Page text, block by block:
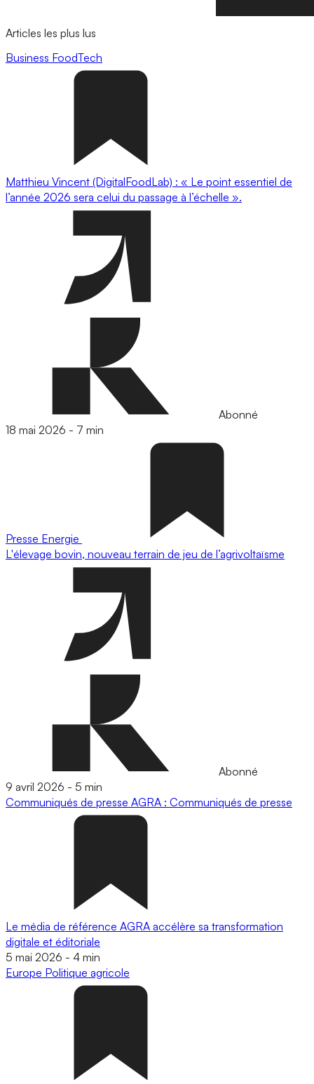
Articles les plus lus
Business FoodTech
Matthieu Vincent (DigitalFoodLab) : « Le point essentiel de
l’année 2026 sera celui du passage à l’échelle ».
Abonné
18 mai 2026 - 7 min
Presse Energie
L'élevage bovin, nouveau terrain de jeu de l’agrivoltaïsme
Abonné
9 avril 2026 - 5 min
Communiqués de presse AGRA : Communiqués de presse
Le média de référence AGRA accélère sa transformation
digitale et éditoriale
5 mai 2026 - 4 min
Europe Politique agricole